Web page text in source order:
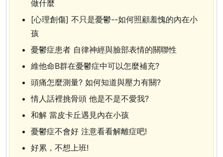
做什麼
[心理創傷] 不只是憂鬱--如何照顧羞愧的內在小
孩
憂鬱症患者 自律神經與臉部表情的關聯性
維他命B群在憂鬱症中可以怎麼補充?
頭痛怎麼測量? 如何知道與壓力有關?
情人話裡挑骨頭 他是不是不愛我?
和解 當皮卡丘遇見內在小孩
憂鬱症不會好 注意看看解離症吧!
好累，不想上班!